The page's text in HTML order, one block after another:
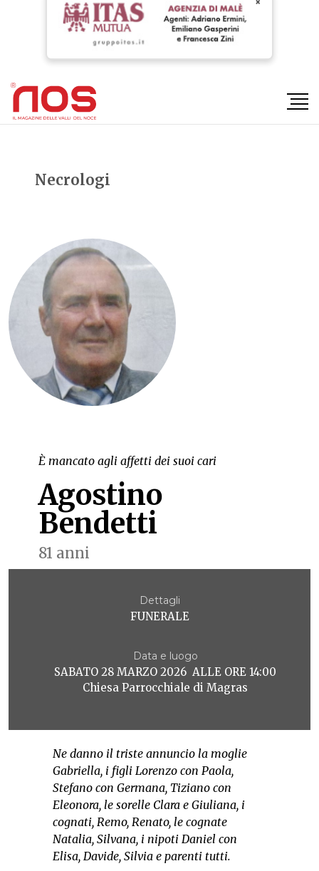
Necrologi
È mancato agli affetti dei suoi cari
Agostino
Bendetti
81 anni
Dettagli
FUNERALE
Data e luogo
SABATO 28 MARZO 2026 ALLE ORE 14:00
Chiesa Parrocchiale di Magras
Ne danno il triste annuncio la moglie
Gabriella, i figli Lorenzo con Paola,
Stefano con Germana, Tiziano con
Eleonora, le sorelle Clara e Giuliana, i
cognati, Remo, Renato, le cognate
Natalia, Silvana, i nipoti Daniel con
Elisa, Davide, Silvia e parenti tutti.